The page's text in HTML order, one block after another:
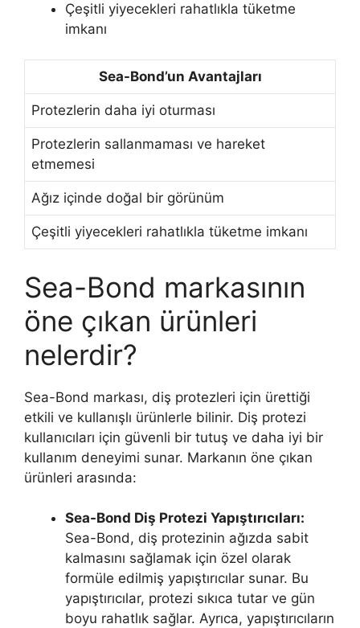
Çeşitli yiyecekleri rahatlıkla tüketme
imkanı
Sea-Bond’un Avantajları
Protezlerin daha iyi oturması
Protezlerin sallanmaması ve hareket
etmemesi
Ağız içinde doğal bir görünüm
Çeşitli yiyecekleri rahatlıkla tüketme imkanı
Sea-Bond markasının
öne çıkan ürünleri
nelerdir?
Sea-Bond markası, diş protezleri için ürettiği
etkili ve kullanışlı ürünlerle bilinir. Diş protezi
kullanıcıları için güvenli bir tutuş ve daha iyi bir
kullanım deneyimi sunar. Markanın öne çıkan
ürünleri arasında:
Sea-Bond Diş Protezi Yapıştırıcıları:
Sea-Bond, diş protezinin ağızda sabit
kalmasını sağlamak için özel olarak
formüle edilmiş yapıştırıcılar sunar. Bu
yapıştırıcılar, protezi sıkıca tutar ve gün
boyu rahatlık sağlar. Ayrıca, yapıştırıcıların